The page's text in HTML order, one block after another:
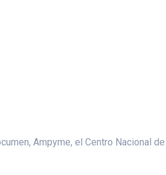
Ampyme, el Centro Nacional de